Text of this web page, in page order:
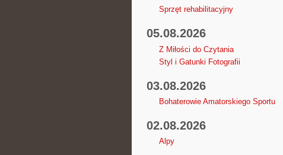
Sprzęt rehabilitacyjny
05.08.2026
Z Miłości do Czytania
Styl i Gatunki Fotografii
03.08.2026
Bohaterowie Amatorskiego Sportu
02.08.2026
Alpy